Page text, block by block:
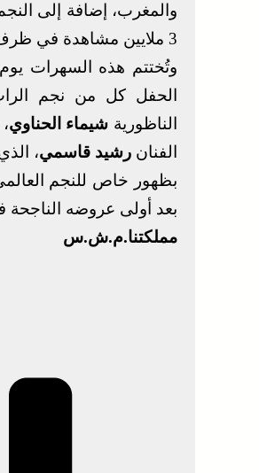
والمغرب، إضافة إلى
3 ملايين مشاهدة في ظرف 24 ساعة فقط.
وتُختتم هذه السهرات يوم
الحفل كل من نجم
الناظورية شيماء الحناوي
الفنانرشيد قاسمي،
بظهور خاص للنجم
بعد أولى عروضه
مملكتنا.م.ش.س